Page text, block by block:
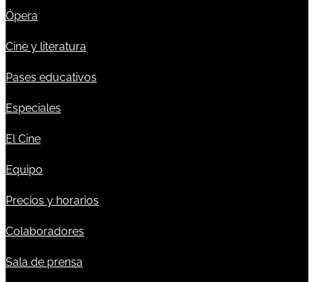
Ópera
Cine y literatura
Pases educativos
Especiales
El Cine
Equipo
Precios y horarios
Colaboradores
Sala de prensa